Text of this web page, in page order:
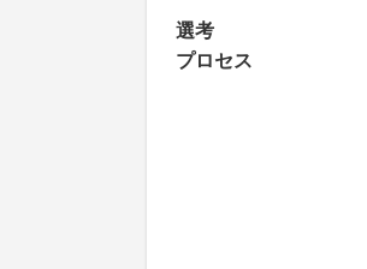
選考
プロセス